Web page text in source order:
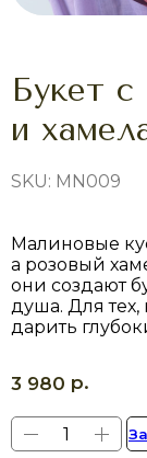
Букет
и
SKU: MN009
3 980 р.
Малиновые
а розовый
они создают
душа. Для тех,
дарить